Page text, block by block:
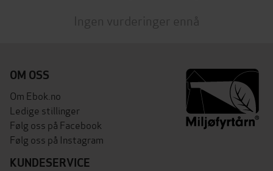
Ingen vurderinger ennå
OM OSS
Om Ebok.no
Ledige stillinger
Følg oss på Facebook
Følg oss på Instagram
KUNDESERVICE